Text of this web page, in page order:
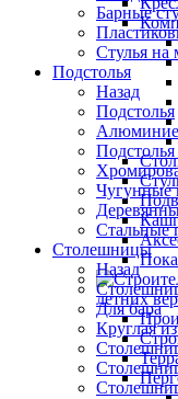
летних
Барные
Стулья на
Подстолья
Назад
Подстолья
Чугунные
Стальные
Столешницы
Назад
Для бара
Круглая